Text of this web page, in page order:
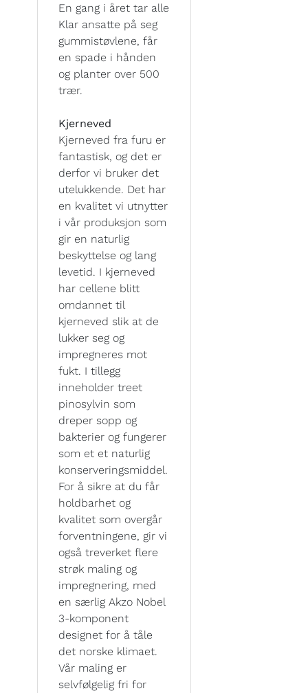
En gang i året tar alle
Klar ansatte på seg
gummistøvlene, får
en spade i hånden
og planter over 500
trær.
Kjerneved
Kjerneved fra furu er
fantastisk, og det er
derfor vi bruker det
utelukkende. Det har
en kvalitet vi utnytter
i vår produksjon som
gir en naturlig
beskyttelse og lang
levetid. I kjerneved
har cellene blitt
omdannet til
kjerneved slik at de
lukker seg og
impregneres mot
fukt. I tillegg
inneholder treet
pinosylvin som
dreper sopp og
bakterier og fungerer
som et et naturlig
konserveringsmiddel.
For å sikre at du får
holdbarhet og
kvalitet som overgår
forventningene, gir vi
også treverket flere
strøk maling og
impregnering, med
en særlig Akzo Nobel
3-komponent
designet for å tåle
det norske klimaet.
Vår maling er
selvfølgelig fri for